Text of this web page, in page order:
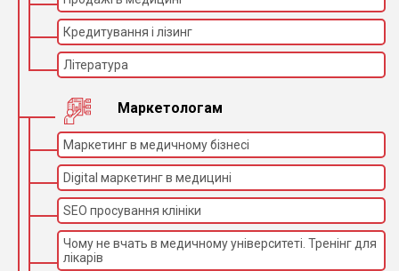
Кредитування і лізинг
Література
Маркетологам
Маркетинг в медичному бізнесі
Digital маркетинг в медицині
SEO просування клініки
Чому не вчать в медичному університеті. Тренінг для
лікарів